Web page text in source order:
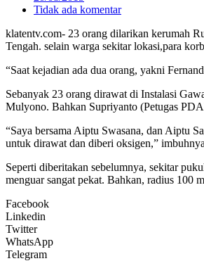
Tidak ada komentar
klatentv.com- 23 orang dilarikan kerumah
Tengah. selain warga sekitar lokasi,para
“Saat kejadian ada dua orang, yakni
Sebanyak 23 orang dirawat di Instalasi
Mulyono. Bahkan Supriyanto (Petugas
“Saya bersama Aiptu Swasana, dan Aiptu
untuk dirawat dan diberi oksigen,”
Seperti diberitakan sebelumnya, sekitar
menguar sangat pekat. Bahkan, radius 100
Facebook
Linkedin
Twitter
WhatsApp
Telegram